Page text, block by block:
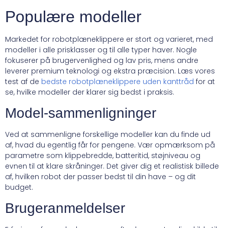
Populære modeller
Markedet for robotplæneklippere er stort og varieret, med
modeller i alle prisklasser og til alle typer haver. Nogle
fokuserer på brugervenlighed og lav pris, mens andre
leverer premium teknologi og ekstra præcision. Læs vores
test af de bedste robotplæneklippere uden kanttråd for at
se, hvilke modeller der klarer sig bedst i praksis.
Model-sammenligninger
Ved at sammenligne forskellige modeller kan du finde ud
af, hvad du egentlig får for pengene. Vær opmærksom på
parametre som klippebredde, batteritid, støjniveau og
evnen til at klare skråninger. Det giver dig et realistisk billede
af, hvilken robot der passer bedst til din have – og dit
budget.
Brugeranmeldelser